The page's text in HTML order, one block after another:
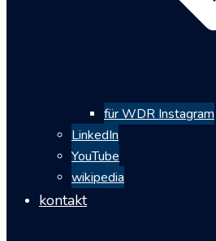
für WDR Instagram
LinkedIn
YouTube
wikipedia
kontakt